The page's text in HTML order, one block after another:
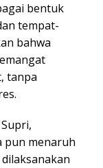
bentuk
tempat-
bahwa
tanpa
pun menaruh